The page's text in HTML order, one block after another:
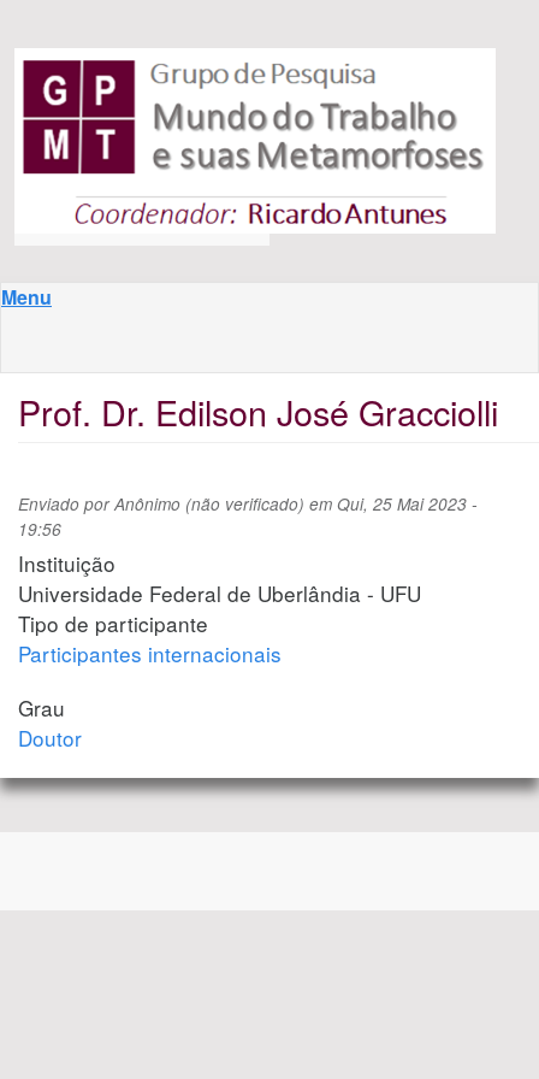
Pular para o conteúdo principal
Menu
Prof. Dr. Edilson José Gracciolli
Enviado porAnônimo (não verificado) em Qui, 25 Mai 2023 -
19:56
Instituição
Universidade Federal de Uberlândia - UFU
Tipo de participante
Participantes internacionais
Grau
Doutor